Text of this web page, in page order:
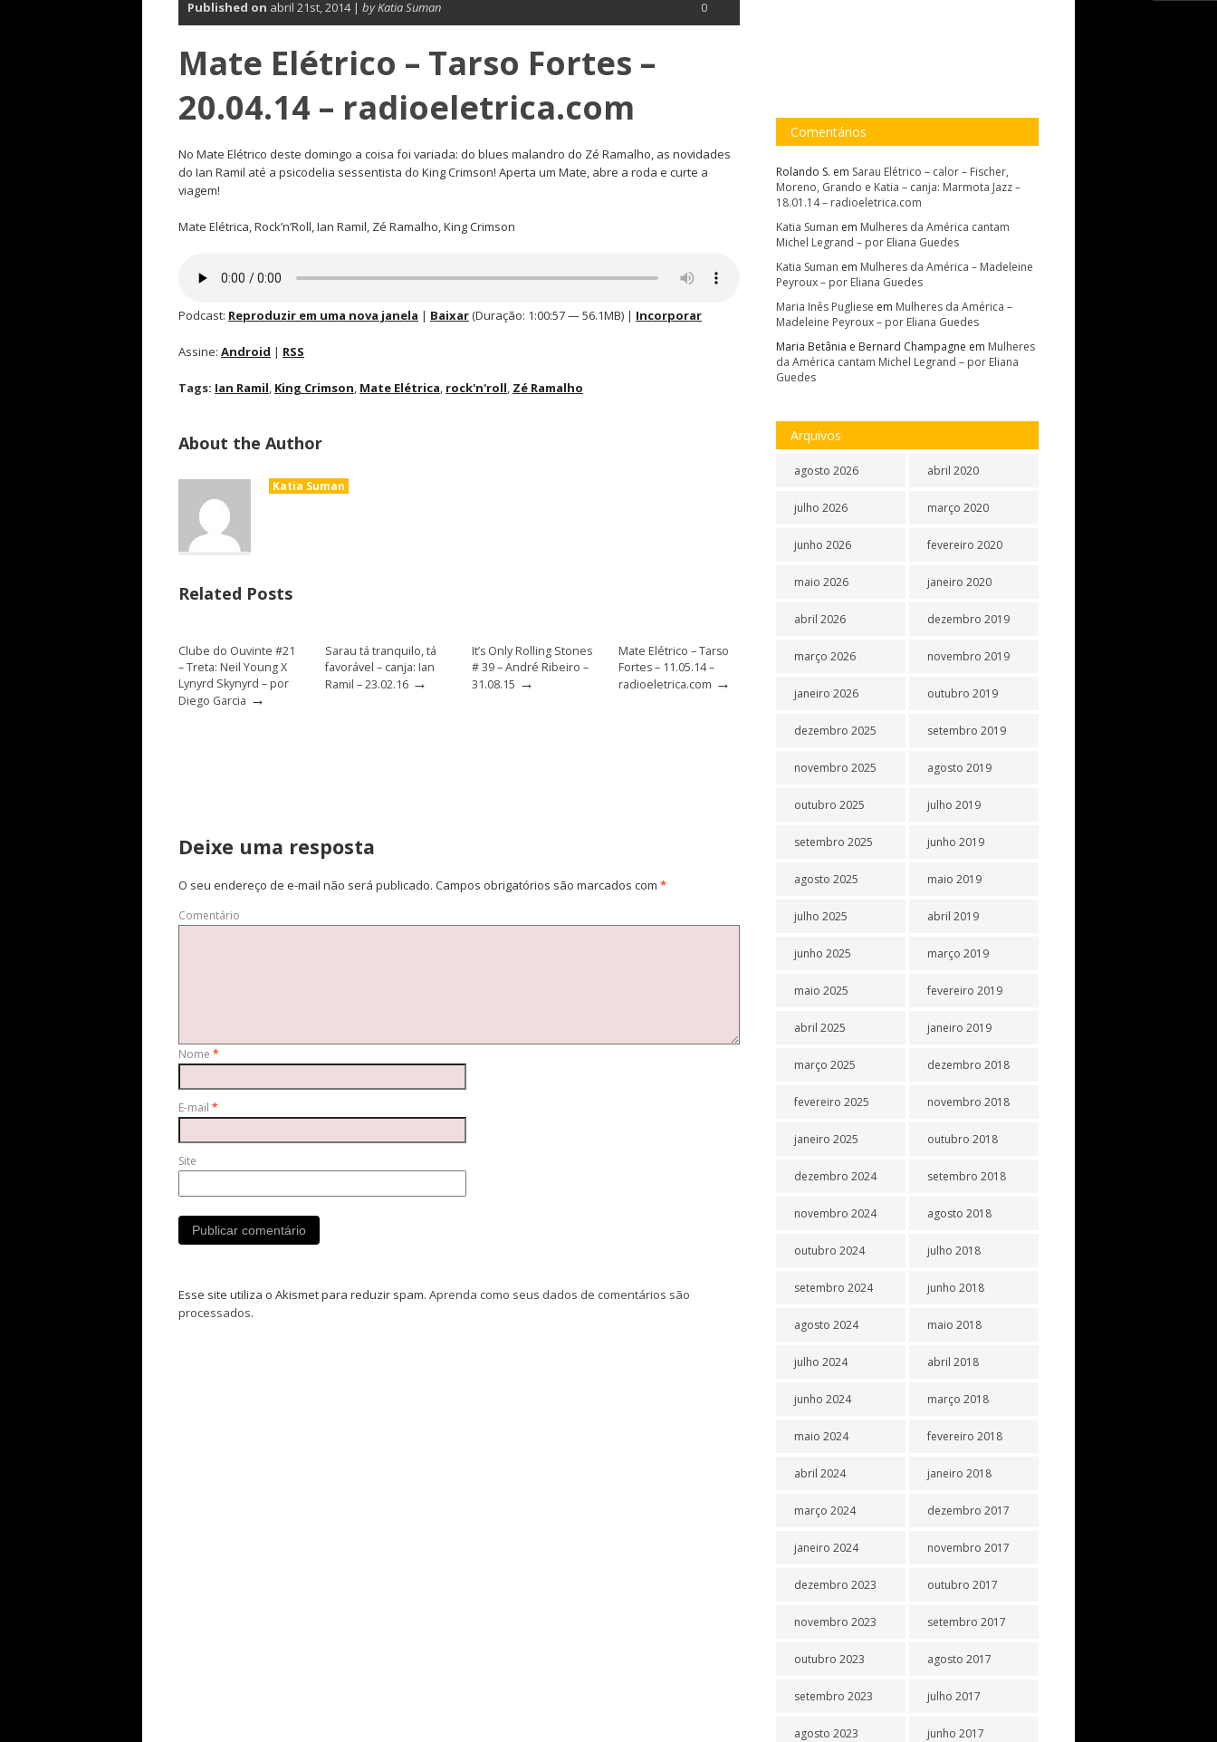
Published on abril 21st, 2014 | by Katia Suman 0
Mate Elétrico – Tarso Fortes –
20.04.14 – radioeletrica.com
No Mate Elétrico deste domingo a coisa foi variada: do blues malandro do Zé Ramalho, as novidades
do Ian Ramil até a psicodelia sessentista do King Crimson! Aperta um Mate, abre a roda e curte a
viagem!
Mate Elétrica, Rock’n’Roll, Ian Ramil, Zé Ramalho, King Crimson
Podcast: Reproduzir em uma nova janela | Baixar(Duração: 1:00:57 — 56.1MB) | Incorporar
Assine: Android | RSS
Tags: Ian Ramil, King Crimson, Mate Elétrica, rock'n'roll, Zé Ramalho
About the Author
Katia Suman
Related Posts
Clube do Ouvinte #21
– Treta: Neil Young X
Lynyrd Skynyrd – por
Diego Garcia →
Sarau tá tranquilo, tá
favorável – canja: Ian
Ramil – 23.02.16 →
It’s Only Rolling Stones
# 39 – André Ribeiro –
31.08.15 →
Mate Elétrico – Tarso
Fortes – 11.05.14 –
radioeletrica.com →
Deixe uma resposta
O seu endereço de e-mail não será publicado. Campos obrigatórios são marcados com *
Comentário
Nome *
E-mail *
Site
Esse site utiliza o Akismet para reduzir spam. Aprenda como seus dados de comentários são
processados.
Comentários
Rolando S. em Sarau Elétrico – calor – Fischer,
Moreno, Grando e Katia – canja: Marmota Jazz –
18.01.14 – radioeletrica.com
Katia Suman em Mulheres da América cantam
Michel Legrand – por Eliana Guedes
Katia Suman em Mulheres da América – Madeleine
Peyroux – por Eliana Guedes
Maria Inês Pugliese em Mulheres da América –
Madeleine Peyroux – por Eliana Guedes
Maria Betânia e Bernard Champagne em Mulheres
da América cantam Michel Legrand – por Eliana
Guedes
Arquivos
agosto 2026
julho 2026
junho 2026
maio 2026
abril 2026
março 2026
janeiro 2026
dezembro 2025
novembro 2025
outubro 2025
setembro 2025
agosto 2025
julho 2025
junho 2025
maio 2025
abril 2025
março 2025
fevereiro 2025
janeiro 2025
dezembro 2024
novembro 2024
outubro 2024
setembro 2024
agosto 2024
julho 2024
junho 2024
maio 2024
abril 2024
março 2024
janeiro 2024
dezembro 2023
novembro 2023
outubro 2023
setembro 2023
agosto 2023
abril 2020
março 2020
fevereiro 2020
janeiro 2020
dezembro 2019
novembro 2019
outubro 2019
setembro 2019
agosto 2019
julho 2019
junho 2019
maio 2019
abril 2019
março 2019
fevereiro 2019
janeiro 2019
dezembro 2018
novembro 2018
outubro 2018
setembro 2018
agosto 2018
julho 2018
junho 2018
maio 2018
abril 2018
março 2018
fevereiro 2018
janeiro 2018
dezembro 2017
novembro 2017
outubro 2017
setembro 2017
agosto 2017
julho 2017
junho 2017